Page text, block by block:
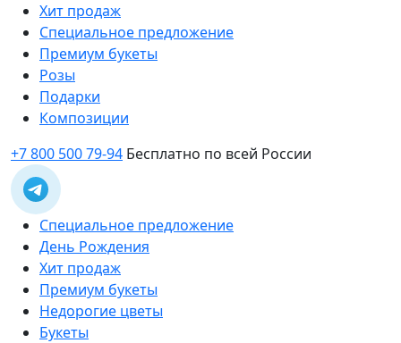
Хит продаж
Специальное предложение
Премиум букеты
Розы
Подарки
Композиции
+7 800 500 79-94 Бесплатно по всей России
Специальное предложение
День Рождения
Хит продаж
Премиум букеты
Недорогие цветы
Букеты